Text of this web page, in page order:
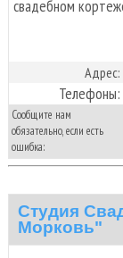
свадебном
Адрес:
Телефоны:
Сообщите нам
обязательно, если есть
ошибка:
Студия
Морковь"